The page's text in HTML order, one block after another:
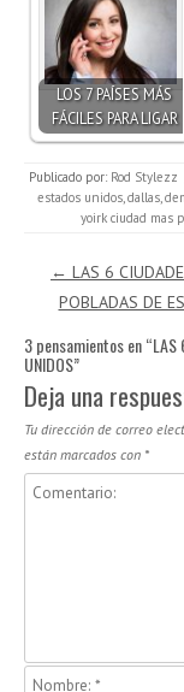
LOS 7 PAÍSES MÁS
FÁCILES PARA LIGAR
Publicado por: Rod Stylezz
estados unidos,dallas,
yoirk ciudad mas
Navegación de entradas
← LAS 6
POBLADAS DE
3 pensamientos en “LAS
UNIDOS”
Deja una
Tu dirección de correo
están marcados con *